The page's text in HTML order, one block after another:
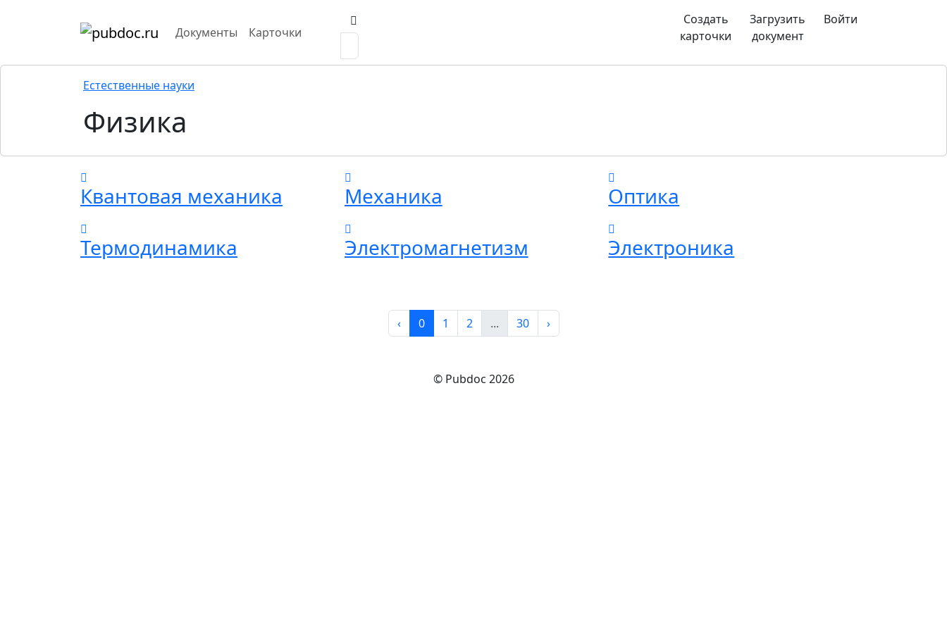
Документы Карточки
Создать
карточки
Загрузить
документ
Войти
Естественные науки
Физика
Квантовая механика Механика
Оптика
Термодинамика
Электромагнетизм Электроника
‹ 0 1 2 ... 30 ›
© Pubdoc 2026